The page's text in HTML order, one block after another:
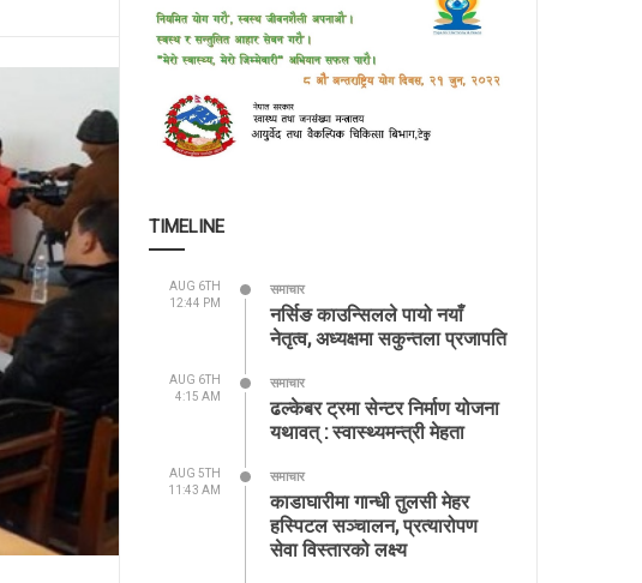
TIMELINE
AUG 6TH
12:44 PM
समाचार
नर्सिङ काउन्सिलले पायो नयाँ
नेतृत्व, अध्यक्षमा सकुन्तला प्रजापति
AUG 6TH
4:15 AM
समाचार
ढल्केबर ट्रमा सेन्टर निर्माण योजना
यथावत् : स्वास्थ्यमन्त्री मेहता
AUG 5TH
11:43 AM
समाचार
काडाघारीमा गान्धी तुलसी मेहर
हस्पिटल सञ्चालन, प्रत्यारोपण
सेवा विस्तारको लक्ष्य